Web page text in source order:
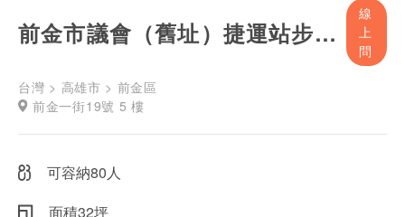
前金市議會（舊址）捷運站步行3分鐘，多功能活動空間 / Leaploom Studio
線
上
問
台灣 > 高雄市 > 前金區
前金一街19號 5 樓
可容納80人
面積32坪